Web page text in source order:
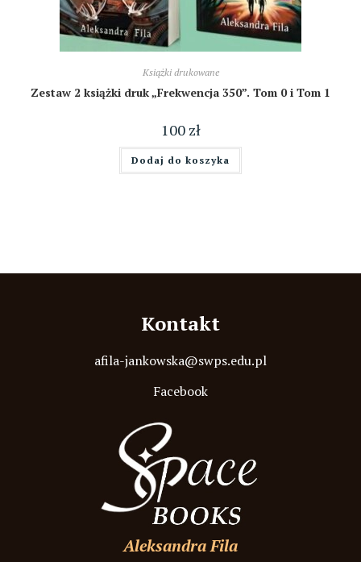
Książki drukowane
Zestaw 2 książki druk „Frekwencja 350”. Tom 0 i Tom 1
100 zł
Dodaj do koszyka
Kontakt
afila-jankowska@swps.edu.pl
Facebook
Aleksandra Fila